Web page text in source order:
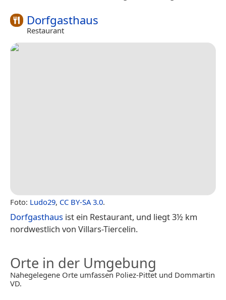
Dorfgasthaus
Restaurant
Foto: Ludo29, CC BY-SA 3.0.
Dorfgasthaus ist ein Restaurant, und liegt 3½ km
nordwestlich von Villars-Tiercelin.
Orte in der Umgebung
Nahegelegene Orte umfassen Poliez-Pittet und Dommartin
VD.